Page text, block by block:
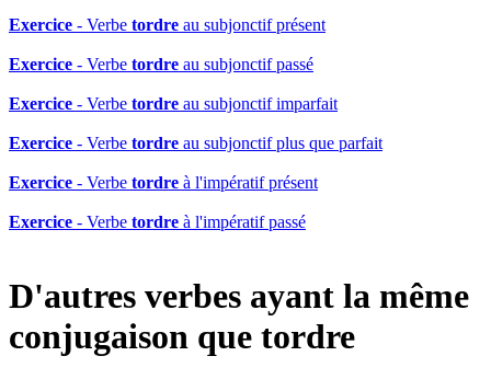
Exercice - Verbe tordre au subjonctif présent
Exercice - Verbe tordre au subjonctif passé
Exercice - Verbe tordre au subjonctif imparfait
Exercice - Verbe tordre au subjonctif plus que parfait
Exercice - Verbe tordre à l'impératif présent
Exercice - Verbe tordre à l'impératif passé
D'autres verbes ayant la même
conjugaison que tordre